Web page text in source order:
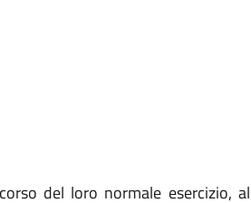
del loro normale esercizio,